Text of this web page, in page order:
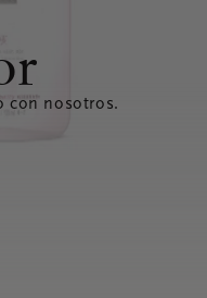
con nosotros.